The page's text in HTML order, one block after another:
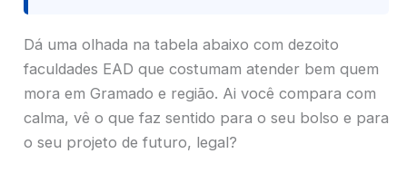
Dá uma olhada na tabela abaixo com dezoito
faculdades EAD que costumam atender bem quem
mora em Gramado e região. Ai você compara com
calma, vê o que faz sentido para o seu bolso e para
o seu projeto de futuro, legal?